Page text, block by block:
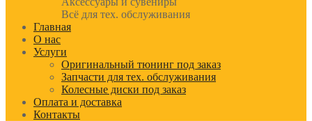
Всё для тех. обслуживания
Главная
О нас
Услуги
Оригинальный тюнинг под заказ
Запчасти для тех. обслуживания
Колесные диски под заказ
Оплата и доставка
Контакты